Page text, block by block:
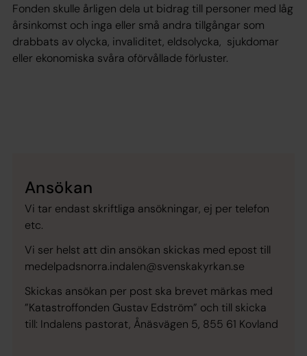
Fonden skulle årligen dela ut bidrag till personer med låg
årsinkomst och inga eller små andra tillgångar som
drabbats av olycka, invaliditet, eldsolycka, sjukdomar
eller ekonomiska svåra oförvållade förluster.
Ansökan
Vi tar endast skriftliga ansökningar, ej per telefon
etc.
Vi ser helst att din ansökan skickas med epost till
medelpadsnorra.indalen@svenskakyrkan.se
Skickas ansökan per post ska brevet märkas med
”Katastroffonden Gustav Edström” och till skicka
till: Indalens pastorat, Ånäsvägen 5, 855 61 Kovland